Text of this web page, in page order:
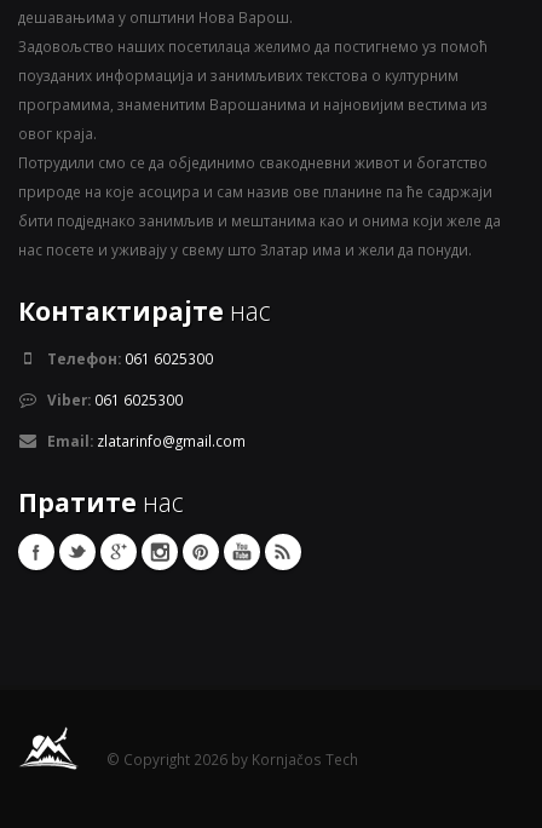
дешавањима у општини Нова Варош.
Задовољство наших посетилаца желимо да постигнемо уз помоћ
поузданих информација и занимљивих текстова о културним
програмима, знаменитим Варошанима и најновијим вестима из
овог краја.
Потрудили смо се да објединимо свакодневни живот и богатство
природе на које асоцира и сам назив ове планине па ће садржаји
бити подједнако занимљив и мештанима као и онима који желе да
нас посете и уживају у свему што Златар има и жели да понуди.
Контактирајте нас
Телефон: 061 6025300
Viber: 061 6025300
Email: zlatarinfo@gmail.com
Пратите нас
© Copyright 2026 by Kornjačos Tech